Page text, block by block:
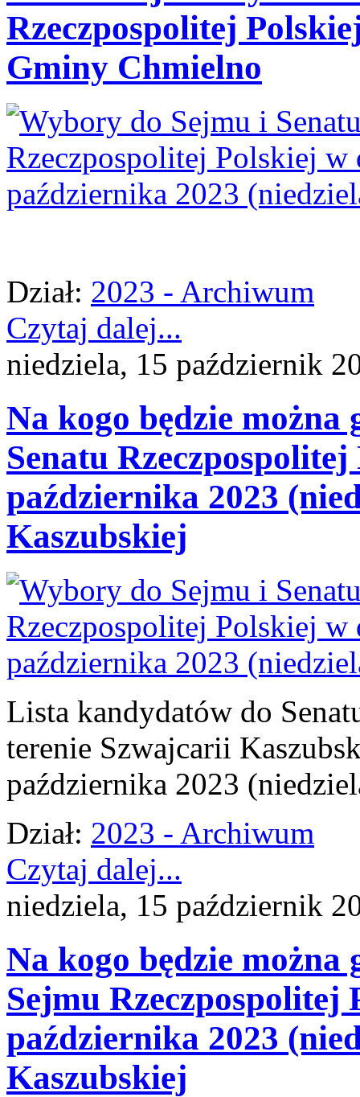
Rzeczpospolitej
Gminy Chmielno
Dział: 2023 - Archiwum
Czytaj dalej...
niedziela, 15 październik
Na kogo będzie można
Senatu
października 2023
Kaszubskiej
Lista kandydatów do
terenie Szwajcarii
października 2023
Dział: 2023 - Archiwum
Czytaj dalej...
niedziela, 15 październik
Na kogo będzie można
Sejmu Rzeczpospolitej
października 2023
Kaszubskiej